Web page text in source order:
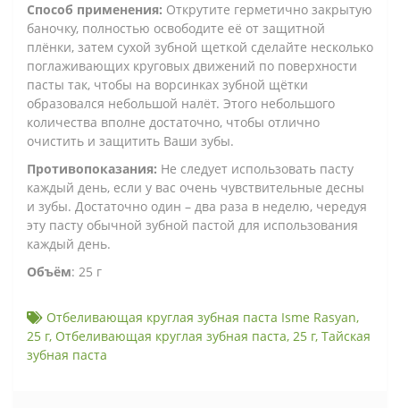
Способ применения: Открутите герметично закрытую
баночку, полностью освободите её от защитной
плёнки, затем сухой зубной щеткой сделайте несколько
поглаживающих круговых движений по поверхности
пасты так, чтобы на ворсинках зубной щётки
образовался небольшой налёт. Этого небольшого
количества вполне достаточно, чтобы отлично
очистить и защитить Ваши зубы.
Противопоказания: Не следует использовать пасту
каждый день, если у вас очень чувствительные десны
и зубы. Достаточно один – два раза в неделю, чередуя
эту пасту обычной зубной пастой для использования
каждый день.
Объём: 25 г
Отбеливающая круглая зубная паста Isme Rasyan,
25 г, Отбеливающая круглая зубная паста, 25 г, Тайская
зубная паста